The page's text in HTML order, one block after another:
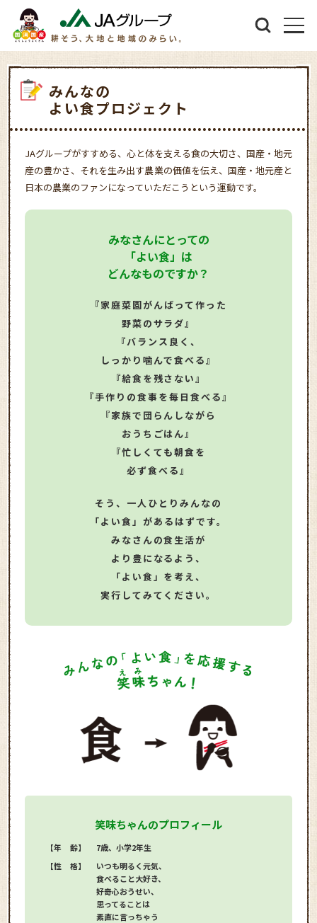
みんなの
よい食プロジェクト
JAグループがすすめる、心と体を支える食の大切さ、国産・地元
産の豊かさ、それを生み出す農業の価値を伝え、国産・地元産と
日本の農業のファンになっていただこうという運動です。
みなさんにとっての
「よい食」は
どんなものですか？
『家庭菜園がんばって作った
野菜のサラダ』
『バランス良く、
しっかり噛んで食べる』
『給食を残さない』
『手作りの食事を毎日食べる』
『家族で団らんしながら
おうちごはん』
『忙しくても朝食を
必ず食べる』
そう、一人ひとりみんなの
「よい食」があるはずです。
みなさんの食生活が
より豊になるよう、
「よい食」を考え、
実行してみてください。
笑味ちゃんのプロフィール
【年 齢】
7歳、小学2年生
【性 格】
いつも明るく元気、
食べること大好き、
好奇心おうせい、
思ってることは
素直に言っちゃう